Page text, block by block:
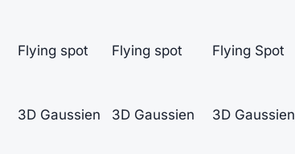
Flying spot Flying spot Flying Spot
3D Gaussien 3D Gaussien 3D Gaussien